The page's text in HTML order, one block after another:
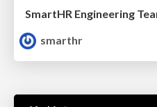
SmartHR Engineering
smarthr